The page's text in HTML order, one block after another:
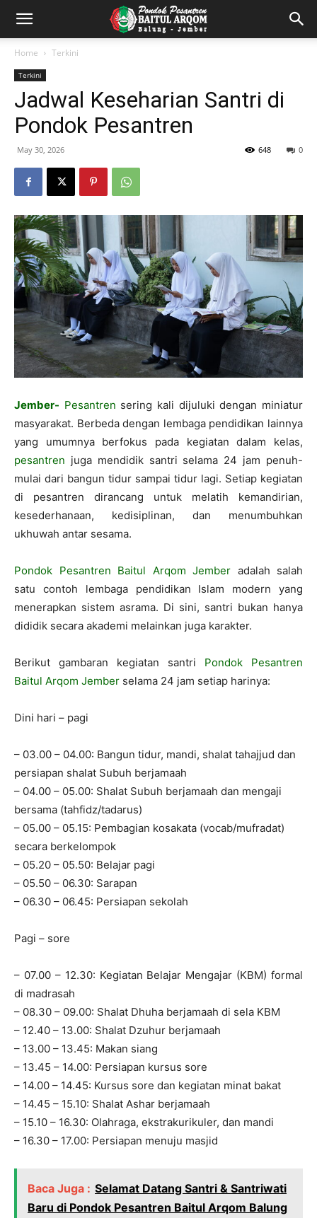
Home Terkini
Terkini
Jadwal Keseharian Santri di
Pondok Pesantren
May 30, 2026 0
648
Jember- Pesantren sering kali dijuluki dengan miniatur
masyarakat. Berbeda dengan lembaga pendidikan lainnya
yang umumnya berfokus pada kegiatan dalam kelas,
pesantren juga mendidik santri selama 24 jam penuh-
mulai dari bangun tidur sampai tidur lagi. Setiap kegiatan
di pesantren dirancang untuk melatih kemandirian,
kesederhanaan, kedisiplinan, dan menumbuhkan
ukhuwah antar sesama.
Pondok Pesantren Baitul Arqom Jember adalah salah
satu contoh lembaga pendidikan Islam modern yang
menerapkan sistem asrama. Di sini, santri bukan hanya
dididik secara akademi melainkan juga karakter.
Berikut gambaran kegiatan santri Pondok Pesantren
Baitul Arqom Jember selama 24 jam setiap harinya:
Dini hari – pagi
– 03.00 – 04.00: Bangun tidur, mandi, shalat tahajjud dan
persiapan shalat Subuh berjamaah
– 04.00 – 05.00: Shalat Subuh berjamaah dan mengaji
bersama (tahfidz/tadarus)
– 05.00 – 05.15: Pembagian kosakata (vocab/mufradat)
secara berkelompok
– 05.20 – 05.50: Belajar pagi
– 05.50 – 06.30: Sarapan
– 06.30 – 06.45: Persiapan sekolah
Pagi – sore
– 07.00 – 12.30: Kegiatan Belajar Mengajar (KBM) formal
di madrasah
– 08.30 – 09.00: Shalat Dhuha berjamaah di sela KBM
– 12.40 – 13.00: Shalat Dzuhur berjamaah
– 13.00 – 13.45: Makan siang
– 13.45 – 14.00: Persiapan kursus sore
– 14.00 – 14.45: Kursus sore dan kegiatan minat bakat
– 14.45 – 15.10: Shalat Ashar berjamaah
– 15.10 – 16.30: Olahraga, ekstrakurikuler, dan mandi
– 16.30 – 17.00: Persiapan menuju masjid
Baca Juga : Selamat Datang Santri & Santriwati
Baru di Pondok Pesantren Baitul Arqom Balung